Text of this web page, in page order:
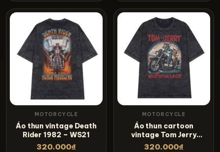
MOTORCYCLE
Áo thun vintage Death
Rider 1982 – WS21
320.000₫
MOTORCYCLE
Áo thun cartoon
vintage Tom Jerry
Riding – WS19
320.000₫